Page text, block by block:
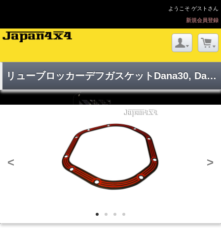
ようこそ ゲストさん
新規会員登録
リューブロッカーデフガスケットDana30, Dana44
< >